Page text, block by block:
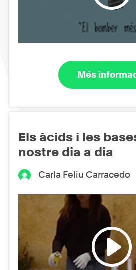
Més
Els àcids i les
nostre dia a dia
Carla Feliu Carracedo